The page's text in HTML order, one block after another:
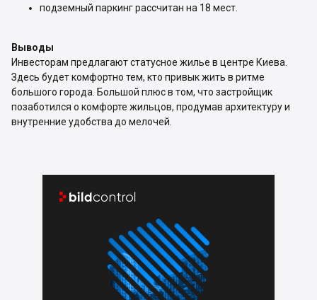
подземный паркинг рассчитан на 18 мест.
Выводы
Инвесторам предлагают статусное жилье в центре Киева.
Здесь будет комфортно тем, кто привык жить в ритме
большого города. Большой плюс в том, что застройщик
позаботился о комфорте жильцов, продумав архитектуру и
внутренние удобства до мелочей.
 